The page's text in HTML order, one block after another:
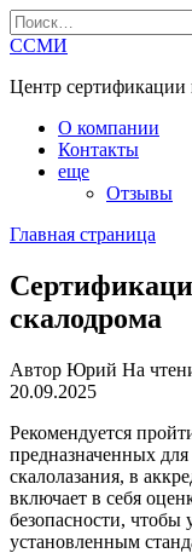
Перейти
к
Search
for:
ССМИ
Центр сертификации
О компании
Контакты
еще
Отзывы
Главная страница
скалодрома
Автор Юрий На
20.09.2025
Рекомендуется
предназначенных
скалолазания, в
включает в себя
безопасности, чтобы
установленным